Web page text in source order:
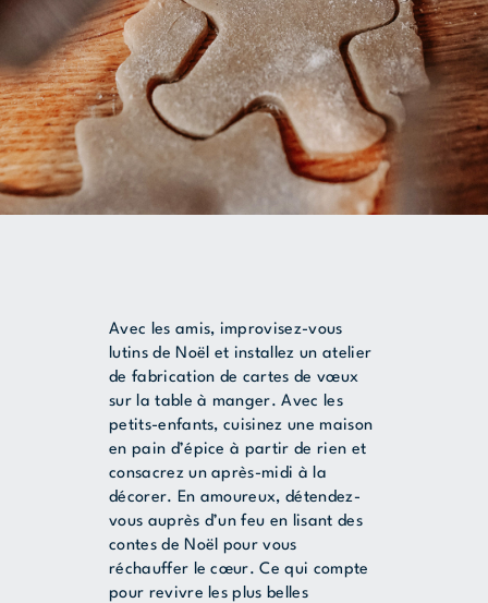
Avec les amis, improvisez-vous
lutins de Noël et installez un atelier
de fabrication de cartes de vœux
sur la table à manger. Avec les
petits-enfants, cuisinez une maison
en pain d’épice à partir de rien et
consacrez un après-midi à la
décorer. En amoureux, détendez-
vous auprès d’un feu en lisant des
contes de Noël pour vous
réchauffer le cœur. Ce qui compte
pour revivre les plus belles